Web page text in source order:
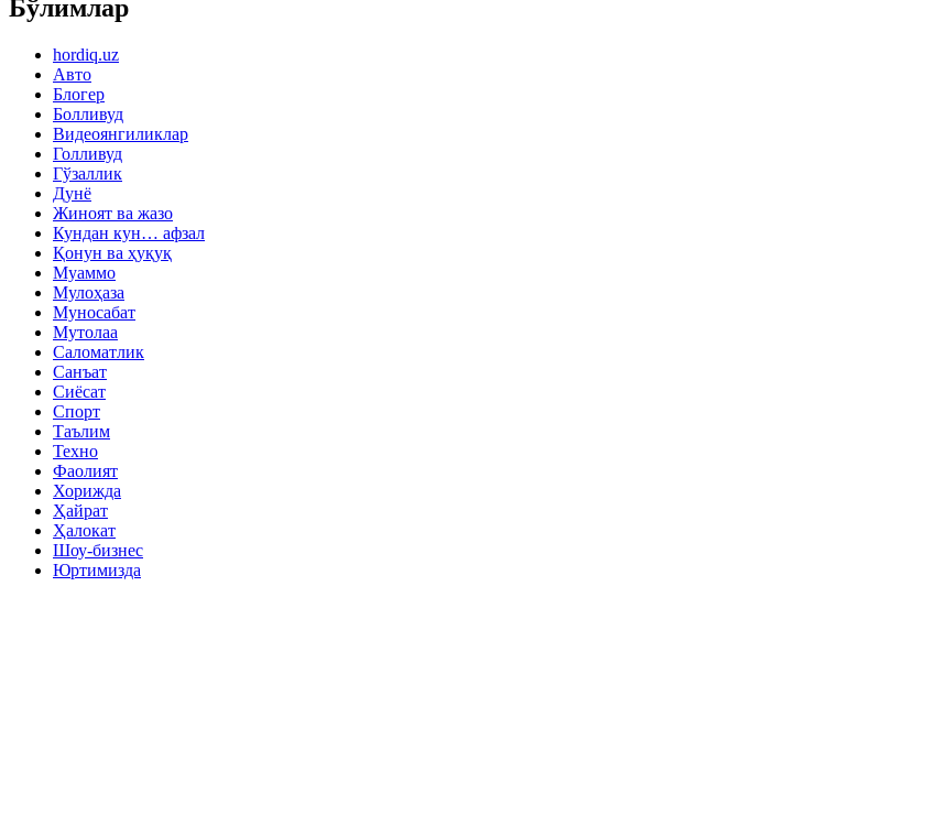
Бўлимлар
hordiq.uz
Авто
Блогер
Болливуд
Видеоянгиликлар
Голливуд
Гўзаллик
Дунё
Жиноят ва жазо
Кундан кун… афзал
Қонун ва ҳуқуқ
Муаммо
Мулоҳаза
Муносабат
Мутолаа
Саломатлик
Санъат
Сиёсат
Спорт
Таълим
Техно
Фаолият
Хорижда
Ҳайрат
Ҳалокат
Шоу-бизнес
Юртимизда